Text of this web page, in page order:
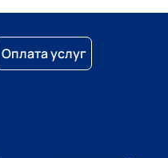
Оплата услуг